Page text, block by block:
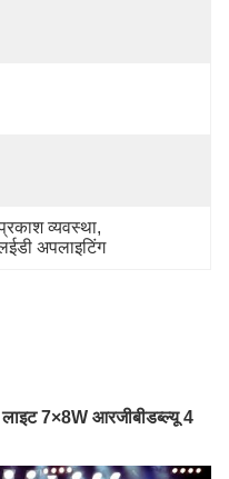
व्यवस्था,
अपलाइटिंग
7×8W आरजीबीडब्ल्यू 4